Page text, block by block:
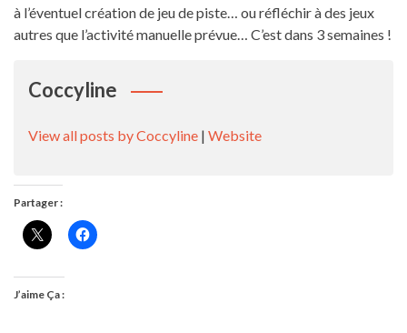
à l’éventuel création de jeu de piste… ou réfléchir à des jeux
autres que l’activité manuelle prévue… C’est dans 3 semaines !
Coccyline
View all posts by Coccyline | Website
Partager :
J’aime Ça :